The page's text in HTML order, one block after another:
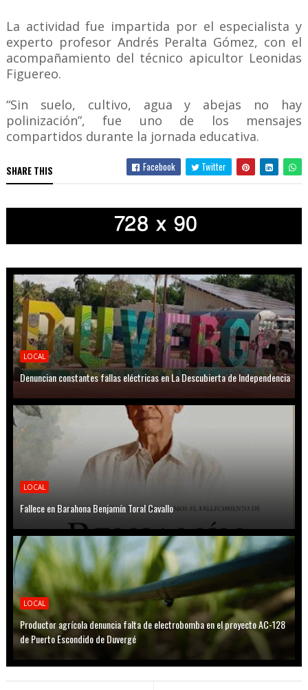
La actividad fue impartida por el especialista y
experto profesor Andrés Peralta Gómez, con el
acompañamiento del técnico apicultor Leonidas
Figuereo.
“Sin suelo, cultivo, agua y abejas no hay
polinización”, fue uno de los mensajes
compartidos durante la jornada educativa.
SHARE THIS Facebook Twitter
LOCAL
Denuncian constantes fallas eléctricas en La Descubierta de Independencia
LOCAL
Fallece en Barahona Benjamín Toral Cavallo
LOCAL
Productor agrícola denuncia falta de electrobomba en el proyecto AC-128
de Puerto Escondido de Duvergé